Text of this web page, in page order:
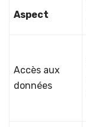
Aspect
Accès aux
données